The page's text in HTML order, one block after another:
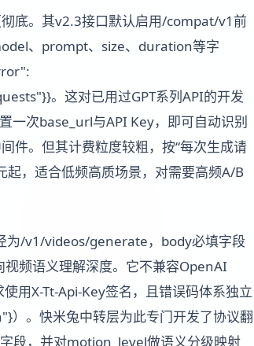
底。其v2.3接口默认启用/compat/v1前
、prompt、size、duration等字
。这对已用过GPT系列API的开发
一次base_url与API Key，即可自动识别
件。但其计费粒度较粗，按“每次生成请
，适合低频高质场景，对需要高频A/B
为/v1/videos/generate，body必填字段
频语义理解深度。它不兼容OpenAI
用X-Tt-Api-Key签名，且错误码体系独立
。快米兔中转层为此专门开发了协议翻
段，并对motion_level做语义分级映射